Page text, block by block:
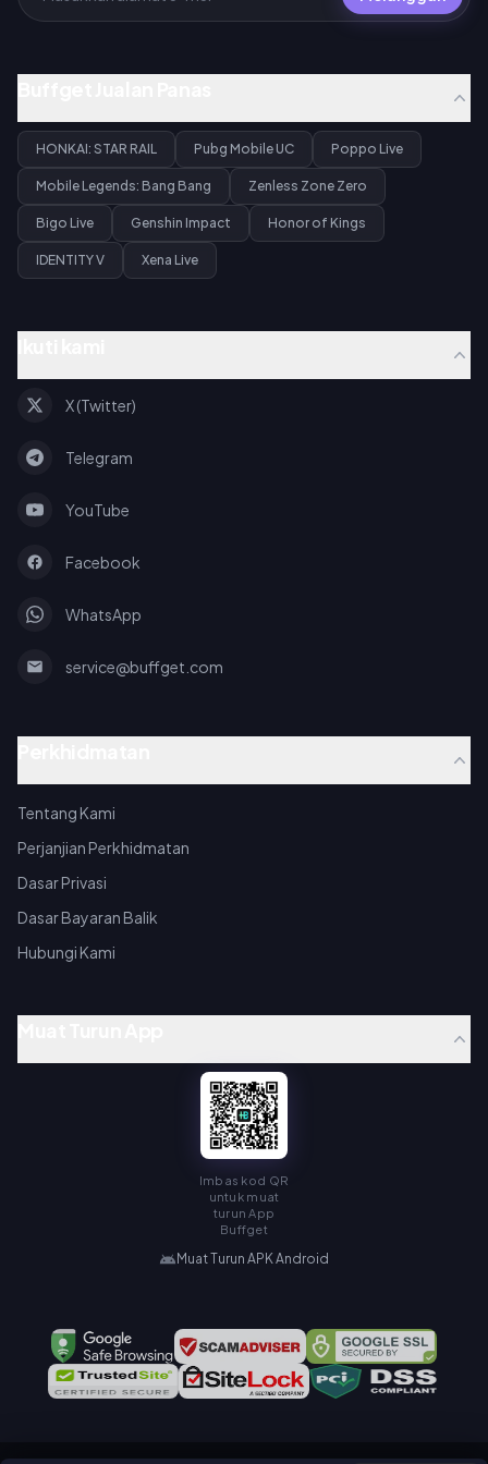
HONKAI: STAR RAIL Pubg Mobile UC Poppo Live
Mobile Legends: Bang Bang Zenless Zone Zero
Bigo Live Genshin Impact Honor of Kings
IDENTITY V Xena Live
X (Twitter)
Telegram
YouTube
Facebook
WhatsApp
service@buffget.com
Tentang Kami
Perjanjian Perkhidmatan
Dasar Privasi
Dasar Bayaran Balik
Hubungi Kami
Imbas kod QR
untuk muat
turun App
Buffget
Muat Turun APK Android